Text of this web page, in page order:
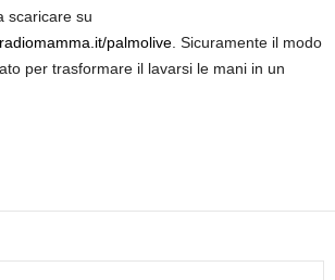
scaricare su
palmolive . Sicuramente il modo
per trasformare il lavarsi le mani in un